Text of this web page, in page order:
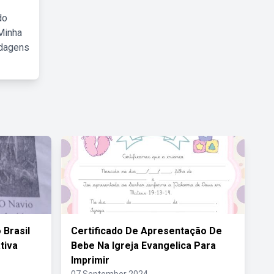
Brasil
Certificado De Apresentação De
Bebe Na Igreja Evangelica Para
Imprimir